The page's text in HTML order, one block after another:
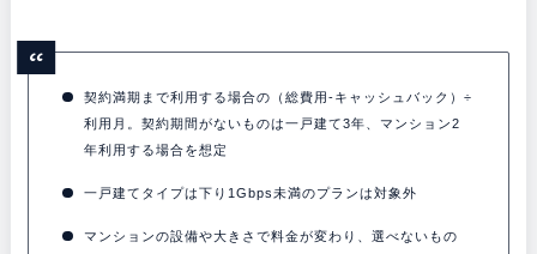
契約満期まで利用する場合の（総費用-キャッシュバック）÷
利用月。契約期間がないものは一戸建て3年、マンション2
年利用する場合を想定
一戸建てタイプは下り1Gbps未満のプランは対象外
マンションの設備や大きさで料金が変わり、選べないもの